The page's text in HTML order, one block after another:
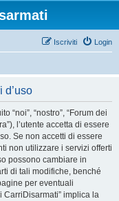
Login
Iscriviti
d’uso
“noi”, “nostro”, “Forum dei
l’utente accetta di essere
Se non accetti di essere
non utilizzare i servizi offerti
possono cambiare in
di tali modifiche, benché
per eventuali
CarriDisarmati” implica la